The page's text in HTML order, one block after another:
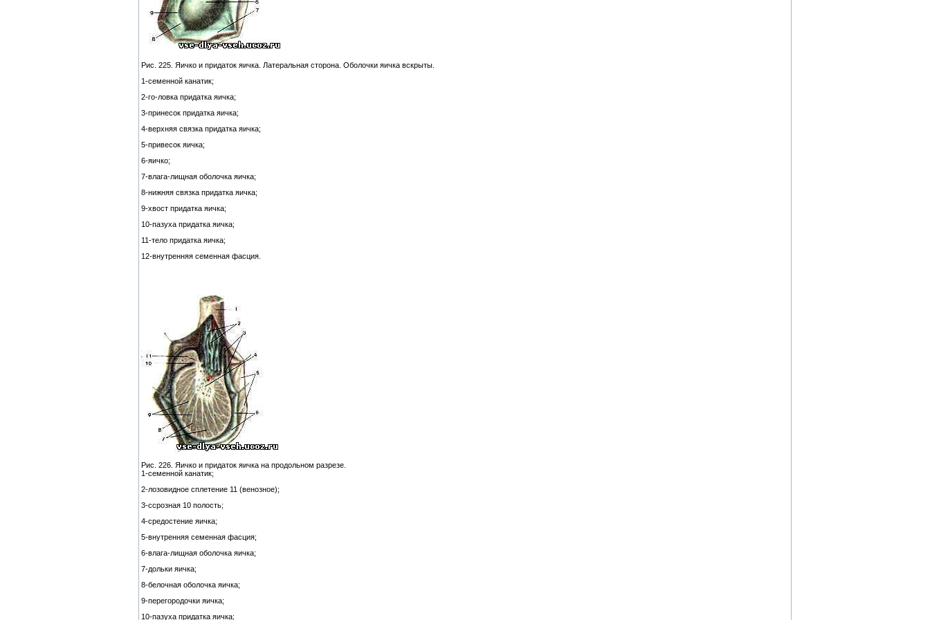
Рис. 225. Яичко и придаток яичка. Латеральная сторона. Оболочки яичка вскрыты.
1-семенной канатик;
2-го-ловка придатка яичка;
3-принесок придатка яичка;
4-верхняя связка придатка яичка;
5-привесок яичка;
6-яичко;
7-влага-лищная оболочка яичка;
8-нижняя связка придатка яичка;
9-хвост придатка яичка;
10-пазуха придатка яичка;
11-тело придатка яичка;
12-внутренняя семенная фасция.
Рис. 226. Яичко и придаток яичка на продольном разрезе.
1-семенной канатик;
2-лозовидное сплетение 11 (венозное);
3-ссрозная 10 полость;
4-средостение яичка;
5-внутренняя семенная фасция;
6-влага-лищная оболочка яичка;
7-дольки яичка;
8-белочная оболочка яичка;
9-перегородочки яичка;
10-пазуха придатка яичка;